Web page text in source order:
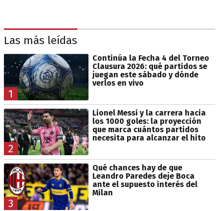
Las más leídas
1
Continúa la Fecha 4 del Torneo
Clausura 2026: qué partidos se
juegan este sábado y dónde
verlos en vivo
2
Lionel Messi y la carrera hacia
los 1000 goles: la proyección
que marca cuántos partidos
necesita para alcanzar el hito
3
Qué chances hay de que
Leandro Paredes deje Boca
ante el supuesto interés del
Milan